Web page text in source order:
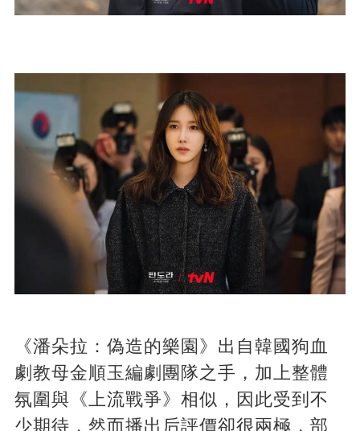
《潘朵拉：偽造的樂園》出自韓國狗血
劇教母金順玉編劇團隊之手，加上整體
氛圍與《上流戰爭》相似，因此受到不
少期待，然而播出后評價卻很兩極，部